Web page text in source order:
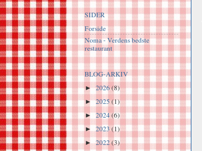
SIDER
Forside
Noma - Verdens bedste
restaurant
BLOG-ARKIV
►2026(8)
►2025(1)
► 2024(6)
► 2023(1)
►2022(3)